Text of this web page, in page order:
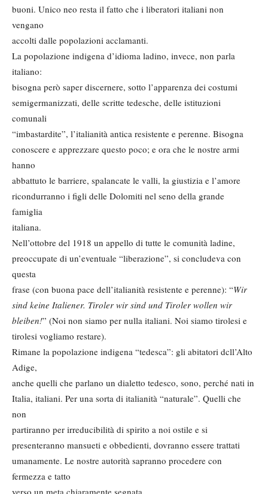
buoni. Unico neo resta il fatto che i liberatori italiani non
vengano
accolti dalle popolazioni acclamanti.
La popolazione indigena d’idioma ladino, invece, non parla
italiano:
bisogna però saper discernere, sotto l’apparenza dei costumi
semigermanizzati, delle scritte tedesche, delle istituzioni
comunali
“imbastardite”, l’italianità antica resistente e perenne. Bisogna
conoscere e apprezzare questo poco; e ora che le nostre armi
hanno
abbattuto le barriere, spalancate le valli, la giustizia e l’amore
ricondurranno i figli delle Dolomiti nel seno della grande
famiglia
italiana.
Nell’ottobre del 1918 un appello di tutte le comunità ladine,
preoccupate di un’eventuale “liberazione”, si concludeva con
questa
frase (con buona pace dell’italianità resistente e perenne): “Wir
sind keine Italiener. Tiroler wir sind und Tiroler wollen wir
bleiben!” (Noi non siamo per nulla italiani. Noi siamo tirolesi e
tirolesi vogliamo restare).
Rimane la popolazione indigena “tedesca”: gli abitatori dcll’Alto
Adige,
anche quelli che parlano un dialetto tedesco, sono, perché nati in
Italia, italiani. Per una sorta di italianità “naturale”. Quelli che
non
partiranno per irreducibilità di spirito a noi ostile e si
presenteranno mansueti e obbedienti, dovranno essere trattati
umanamente. Le nostre autorità sapranno procedere con
fermezza e tatto
verso un meta chiaramente segnata.